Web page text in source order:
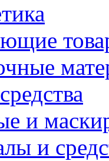
и
и